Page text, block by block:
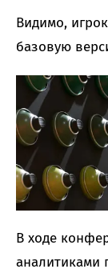
Видимо,
базовую
В ходе
аналитиками